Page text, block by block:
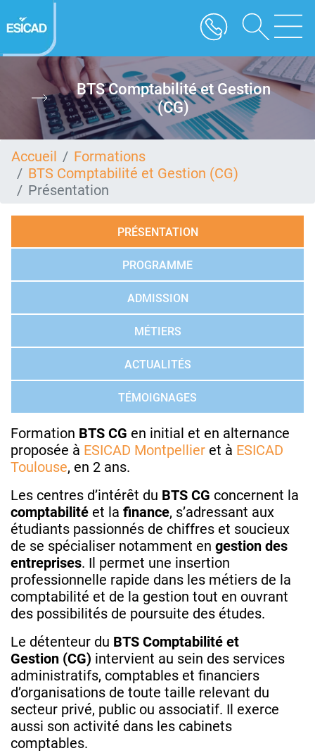
au
contenu
BTS Comptabilité et Gestion
(CG)
Accueil
Formations
BTS Comptabilité et Gestion (CG)
Présentation
PRÉSENTATION
PROGRAMME
ADMISSION
MÉTIERS
ACTUALITÉS
TÉMOIGNAGES
Formation BTS CG en initial et en alternance
proposée à ESICAD Montpellier et à ESICAD
Toulouse, en 2 ans.
Les centres d’intérêt du BTS CG concernent la
comptabilité et la finance, s’adressant aux
étudiants passionnés de chiffres et soucieux
de se spécialiser notamment en gestion des
entreprises. Il permet une insertion
professionnelle rapide dans les métiers de la
comptabilité et de la gestion tout en ouvrant
des possibilités de poursuite des études.
Le détenteur du BTS Comptabilité et
Gestion (CG) intervient au sein des services
administratifs, comptables et financiers
d’organisations de toute taille relevant du
secteur privé, public ou associatif. Il exerce
aussi son activité dans les cabinets
comptables.